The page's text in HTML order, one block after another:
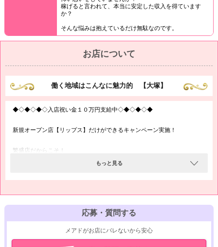
稼げると言われて、本当に安定した収入を得ています
か？
そんな悩みは抱えているだけ無駄なのです。
お店について
働く地域はこんなに魅力的 【大塚】
◆◇◆◇◆◇入店祝い金１０万円支給中◇◆◇◆◇◆
新規オープン店【リップス】だけができるキャンペーン実施！
繁盛店だからこそ！
デリヘルでは稼げない・・・
もっと収入を安定させたい・・・
環境の良いお店で働きたい・・・
もっと見る
応募・質問する
メアドがお店にバレないから安心